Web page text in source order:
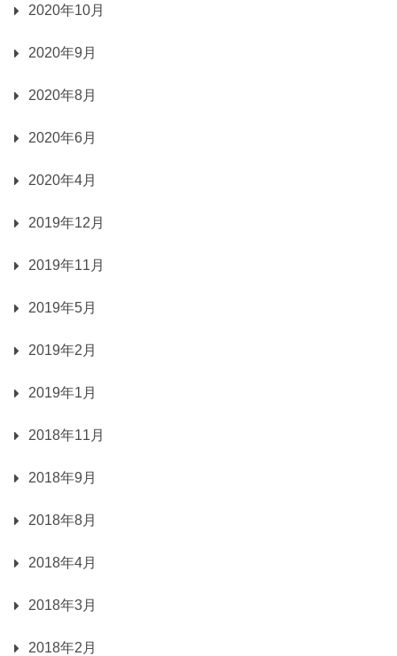
2020年10月
2020年9月
2020年8月
2020年6月
2020年4月
2019年12月
2019年11月
2019年5月
2019年2月
2019年1月
2018年11月
2018年9月
2018年8月
2018年4月
2018年3月
2018年2月